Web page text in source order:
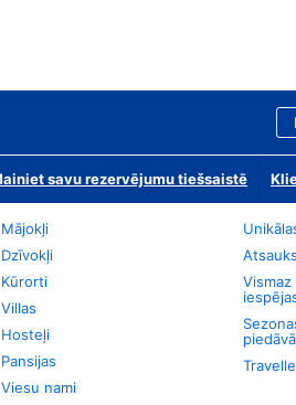
savu rezervējumu tiešsaistē
Mājokļi
Dzīvokļi
Kūrorti
Villas
Hosteļi
Pansijas
Viesu nami